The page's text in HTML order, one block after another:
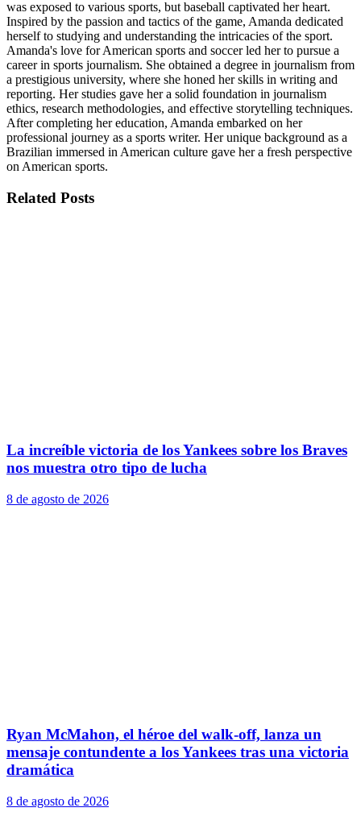
was exposed to various sports, but baseball captivated her heart.
Inspired by the passion and tactics of the game, Amanda dedicated
herself to studying and understanding the intricacies of the sport.
Amanda's love for American sports and soccer led her to pursue a
career in sports journalism. She obtained a degree in journalism from
a prestigious university, where she honed her skills in writing and
reporting. Her studies gave her a solid foundation in journalism
ethics, research methodologies, and effective storytelling techniques.
After completing her education, Amanda embarked on her
professional journey as a sports writer. Her unique background as a
Brazilian immersed in American culture gave her a fresh perspective
on American sports.
Related Posts
La increíble victoria de los Yankees sobre los Braves
nos muestra otro tipo de lucha
8 de agosto de 2026
Ryan McMahon, el héroe del walk-off, lanza un
mensaje contundente a los Yankees tras una victoria
dramática
8 de agosto de 2026